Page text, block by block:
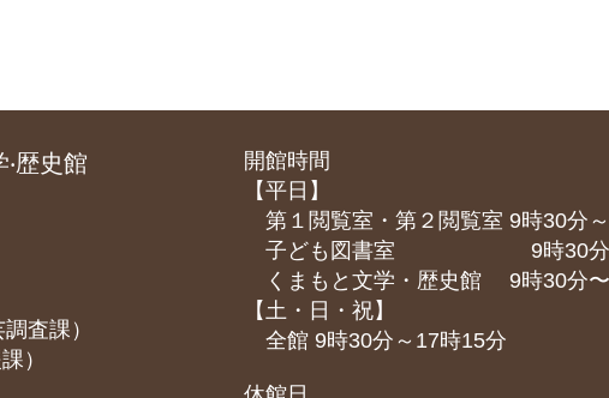
歴史館
査課）
）
開館時間
【平日】
第１閲覧室・第２閲覧室 9時30分
子ども図書室 9時30分～
くまもと⽂学・歴史館 9時30分
【土・日・祝】
全館 9時30分～17時15分